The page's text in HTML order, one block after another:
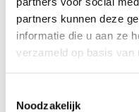
partners kunnen deze
informatie die u aan ze
verzameld op basis van
Noodzakelijk
Spinningzaal gebruik Pole
Fitness®
Marius Buitingzaal (221
Marius Buitingzaal (221